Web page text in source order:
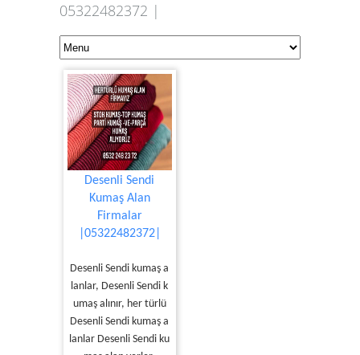
05322482372 |
Desenli Sendi
Kumaş Alan
Firmalar
|05322482372|
Desenli Sendi kumaş a
lanlar, Desenli Sendi k
umaş alınır, her türlü
Desenli Sendi kumaş a
lanlar Desenli Sendi ku